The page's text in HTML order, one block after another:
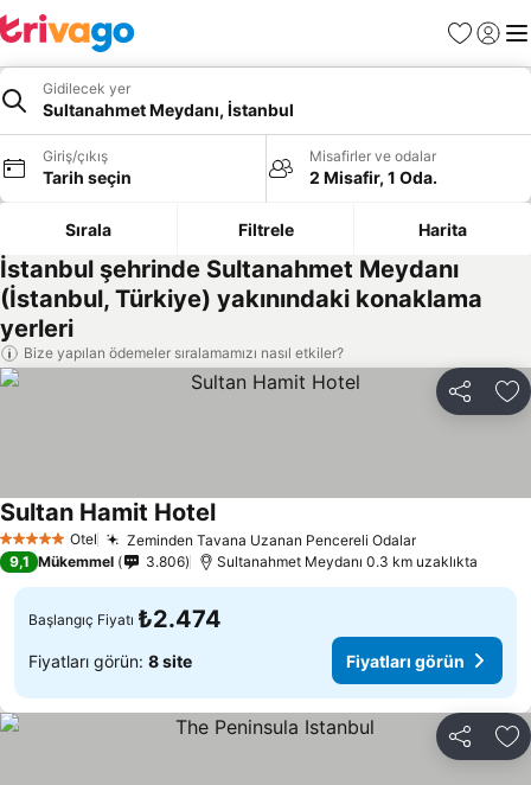
Favoriler
Giriş
Gidilecek yer
Sultanahmet Meydanı, İstanbul
Giriş/çıkış
Tarih seçin
Misafirler ve odalar
2 Misafir, 1 Oda.
Sırala Filtrele Harita
İstanbul şehrinde Sultanahmet Meydanı
(İstanbul, Türkiye) yakınındaki konaklama
yerleri
Bize yapılan ödemeler sıralamamızı nasıl etkiler?
Paylaş
5 Yıldız Otel Zeminden Tavana Uzanan Pencereli OdalarFiyatları
Sultan Hamit HotelFiyatları görün
9,1 Mükemmel 3.806 Sultanahmet Meydanı 0.3 km uzaklıkta
Başlangıç Fiyatı ₺2.474
Fiyatları görün: 8 site Fiyatları görün
Paylaş